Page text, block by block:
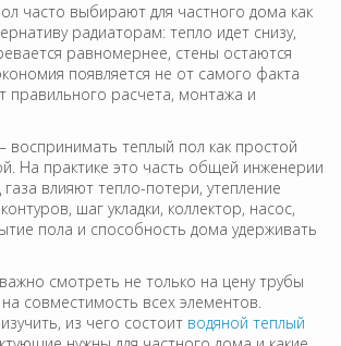
часто выбирают для частного дома как
радиаторам: тепло идет снизу,
равномернее, стены остаются
появляется не от самого факта
правильного расчета, монтажа и
воспринимать теплый пол как простой
На практике это часть общей инженерии
влияют тепло-потери, утепление
шаг укладки, коллектор, насос,
пола и способность дома удерживать
смотреть не только на цену трубы
совместимость всех элементов.
из чего состоит водяной теплый